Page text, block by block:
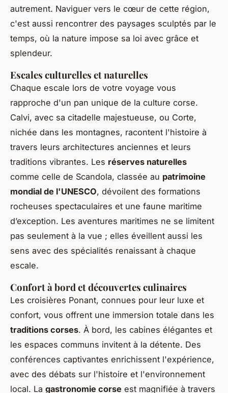
autrement. Naviguer vers le cœur de cette région,
c'est aussi rencontrer des paysages sculptés par le
temps, où la nature impose sa loi avec grâce et
splendeur.
Escales culturelles et naturelles
Chaque escale lors de votre voyage vous
rapproche d'un pan unique de la culture corse.
Calvi, avec sa citadelle majestueuse, ou Corte,
nichée dans les montagnes, racontent l'histoire à
travers leurs architectures anciennes et leurs
traditions vibrantes. Les réserves naturelles
comme celle de Scandola, classée au patrimoine
mondial de l'UNESCO, dévoilent des formations
rocheuses spectaculaires et une faune maritime
d’exception. Les aventures maritimes ne se limitent
pas seulement à la vue ; elles éveillent aussi les
sens avec des spécialités renaissant à chaque
escale.
Confort à bord et découvertes culinaires
Les croisières Ponant, connues pour leur luxe et
confort, vous offrent une immersion totale dans les
traditions corses. À bord, les cabines élégantes et
les espaces communs invitent à la détente. Des
conférences captivantes enrichissent l'expérience,
avec des débats sur l'histoire et l'environnement
local. La gastronomie corse est magnifiée à travers